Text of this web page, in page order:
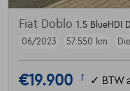
Fiat Doblo 1.5 BlueHDI
06/2023
57.550 km
€19.900 1 ✓ BTW